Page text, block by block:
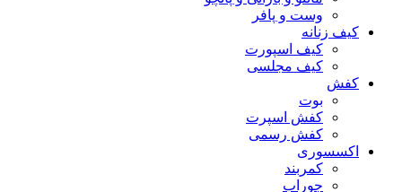
وست و پافر
کیف زنانه
کیف اسپورت
کیف مجلسی
کفش
بوت
کفش اسپرت
کفش رسمی
اکسسوری
کمربند
جوراب